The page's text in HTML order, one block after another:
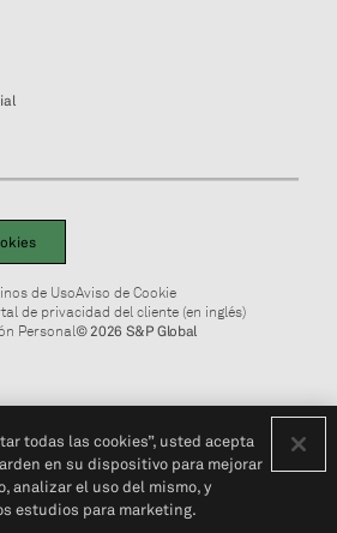
de UsoAviso de Cookie
de privacidad del cliente (en inglés)
Personal© 2026 S&P Global
todas las cookies”, usted acepta
en su dispositivo para mejorar
analizar el uso del mismo, y
estudios para marketing.